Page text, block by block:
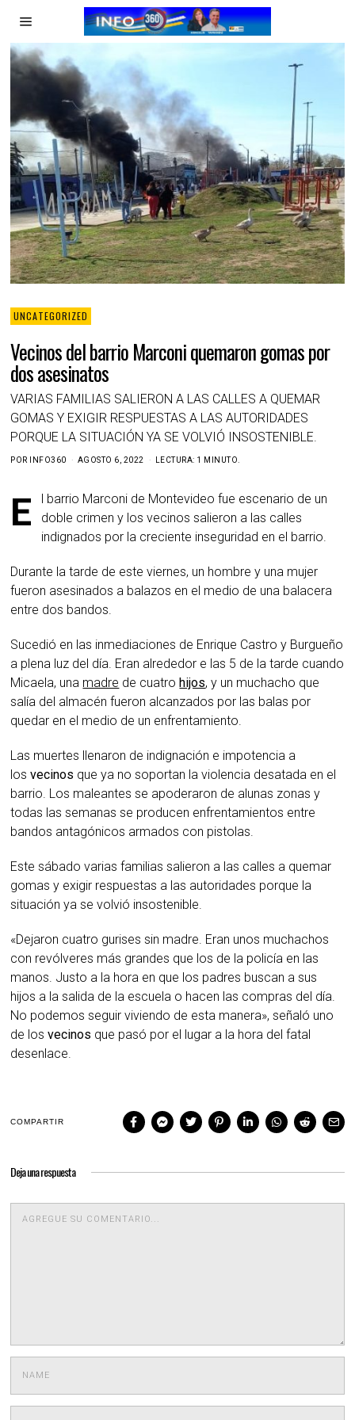
UNCATEGORIZED
Vecinos del barrio Marconi quemaron gomas por
dos asesinatos
VARIAS FAMILIAS SALIERON A LAS CALLES A QUEMAR
GOMAS Y EXIGIR RESPUESTAS A LAS AUTORIDADES
PORQUE LA SITUACIÓN YA SE VOLVIÓ INSOSTENIBLE.
POR INFO360 AGOSTO 6, 2022 LECTURA: 1 MINUTO.
El barrio Marconi de Montevideo fue escenario de un
doble crimen y los vecinos salieron a las calles
indignados por la creciente inseguridad en el barrio.
Durante la tarde de este viernes, un hombre y una mujer
fueron asesinados a balazos en el medio de una balacera
entre dos bandos.
Sucedió en las inmediaciones de Enrique Castro y Burgueño
a plena luz del día. Eran alrededor e las 5 de la tarde cuando
Micaela, una madre de cuatro hijos, y un muchacho que
salía del almacén fueron alcanzados por las balas por
quedar en el medio de un enfrentamiento.
Las muertes llenaron de indignación e impotencia a
los vecinos que ya no soportan la violencia desatada en el
barrio. Los maleantes se apoderaron de alunas zonas y
todas las semanas se producen enfrentamientos entre
bandos antagónicos armados con pistolas.
Este sábado varias familias salieron a las calles a quemar
gomas y exigir respuestas a las autoridades porque la
situación ya se volvió insostenible.
«Dejaron cuatro gurises sin madre. Eran unos muchachos
con revólveres más grandes que los de la policía en las
manos. Justo a la hora en que los padres buscan a sus
hijos a la salida de la escuela o hacen las compras del día.
No podemos seguir viviendo de esta manera», señaló uno
de losvecinos que pasó por el lugar a la hora del fatal
desenlace.
COMPARTIR
Deja una respuesta